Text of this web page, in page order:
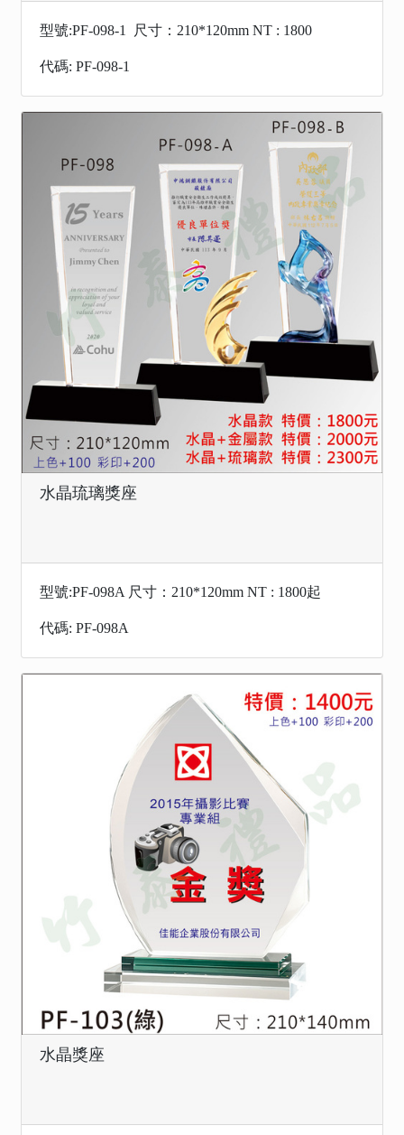
型號:PF-098-1 尺寸：210*120mm NT : 1800
代碼: PF-098-1
水晶琉璃獎座
型號:PF-098A 尺寸：210*120mm NT : 1800起
代碼: PF-098A
水晶獎座